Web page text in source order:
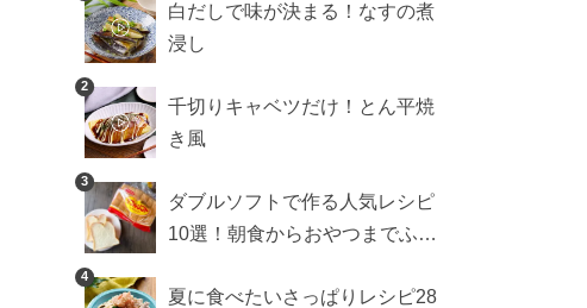
白だしで味が決まる！なすの煮
浸し
2
千切りキャベツだけ！とん平焼
き風
3
ダブルソフトで作る人気レシピ
10選！朝食からおやつまでふん
4
夏に食べたいさっぱりレシピ28